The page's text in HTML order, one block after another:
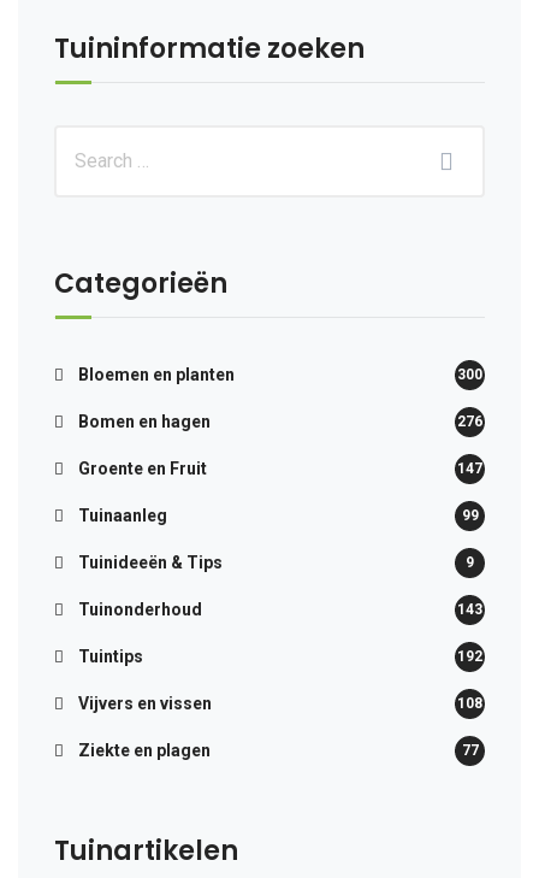
Tuininformatie zoeken
Categorieën
Bloemen en planten 300
Bomen en hagen 276
Groente en Fruit 147
Tuinaanleg 99
Tuinideeën & Tips 9
Tuinonderhoud 143
Tuintips 192
Vijvers en vissen 108
Ziekte en plagen 77
Tuinartikelen